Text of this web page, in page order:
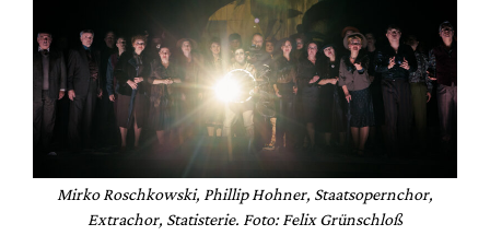
Mirko Roschkowski, Phillip Hohner, Staatsopernchor,
Extrachor, Statisterie. Foto: Felix Grünschloß